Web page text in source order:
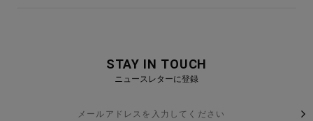
STAY IN TOUCH
ニュースレターに登録